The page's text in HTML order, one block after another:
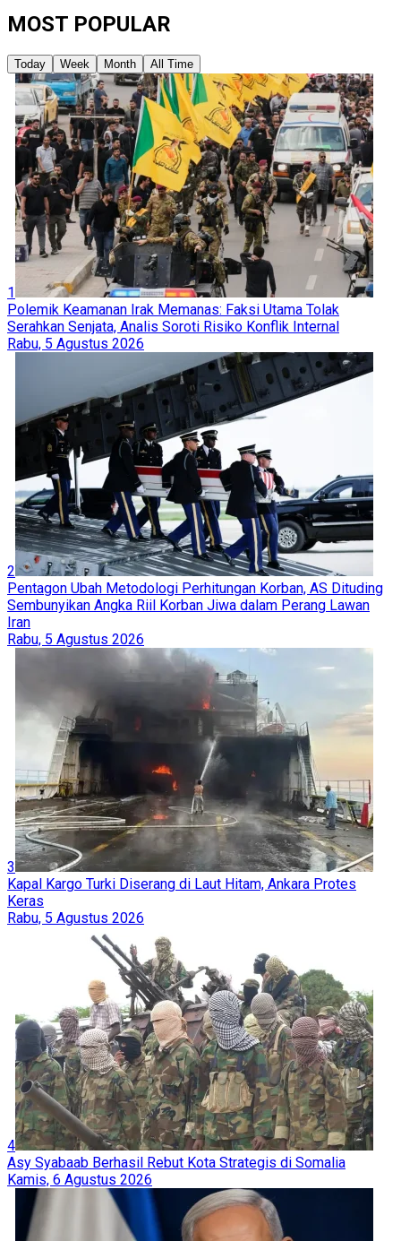
MOST POPULAR
Today Week Month All Time
1
Polemik Keamanan Irak Memanas: Faksi Utama Tolak
Serahkan Senjata, Analis Soroti Risiko Konflik Internal
Rabu, 5 Agustus 2026
2
Pentagon Ubah Metodologi Perhitungan Korban, AS Dituding
Sembunyikan Angka Riil Korban Jiwa dalam Perang Lawan
Iran
Rabu, 5 Agustus 2026
3
Kapal Kargo Turki Diserang di Laut Hitam, Ankara Protes
Keras
Rabu, 5 Agustus 2026
4
Asy Syabaab Berhasil Rebut Kota Strategis di Somalia
Kamis, 6 Agustus 2026